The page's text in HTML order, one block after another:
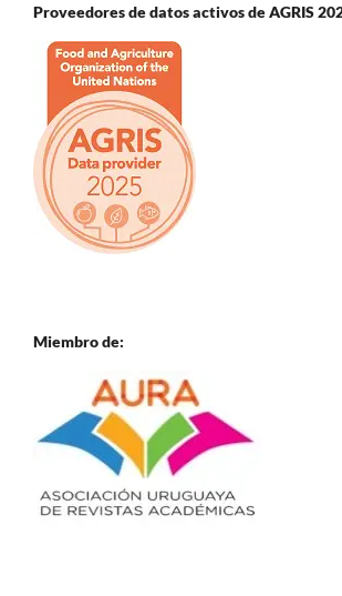
Proveedores de datos activos de AGRIS
Miembro de: